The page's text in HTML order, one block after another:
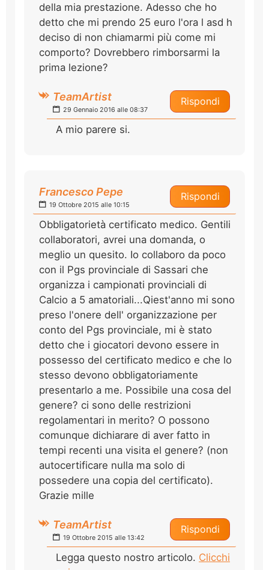
della mia prestazione. Adesso che ho
detto che mi prendo 25 euro l'ora l asd h
deciso di non chiamarmi più come mi
comporto? Dovrebbero rimborsarmi la
prima lezione?
Rispondi
TeamArtist
29 Gennaio 2016 alle 08:37
A mio parere si.
Rispondi
Francesco Pepe
19 Ottobre 2015 alle 10:15
Obbligatorietà certificato medico. Gentili
collaboratori, avrei una domanda, o
meglio un quesito. Io collaboro da poco
con il Pgs provinciale di Sassari che
organizza i campionati provinciali di
Calcio a 5 amatoriali...Qiest'anno mi sono
preso l'onere dell' organizzazione per
conto del Pgs provinciale, mi è stato
detto che i giocatori devono essere in
possesso del certificato medico e che lo
stesso devono obbligatoriamente
presentarlo a me. Possibile una cosa del
genere? ci sono delle restrizioni
regolamentari in merito? O possono
comunque dichiarare di aver fatto in
tempi recenti una visita el genere? (non
autocertificare nulla ma solo di
possedere una copia del certificato).
Grazie mille
Rispondi
TeamArtist
19 Ottobre 2015 alle 13:42
Legga questo nostro articolo. Clicchi